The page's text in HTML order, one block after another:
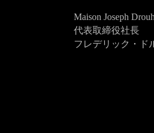
Maison Joseph
代表取締役社長
フレデリック・ド